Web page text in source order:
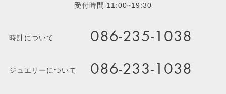
受付時間 11:00~19:30
時計について 086-235-1038
ジュエリーについて 086-233-1038